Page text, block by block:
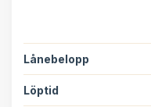
Lånebelopp
Löptid